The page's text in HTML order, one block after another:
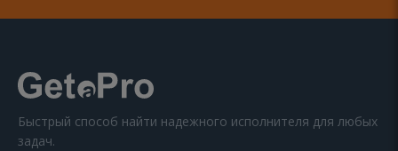
Быстрый способ найти надежного исполнителя для любых
задач.